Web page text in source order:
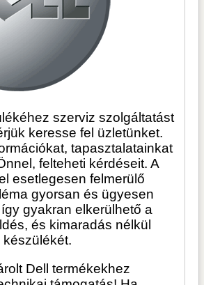
szerviz szolgáltatást
keresse fel üzletünket.
tapasztalatainkat
felteheti kérdéseit. A
esetlegesen felmerülő
gyorsan és ügyesen
gyakran elkerülhető a
és kimaradás nélkül
készülékét.
Dell termékekhez